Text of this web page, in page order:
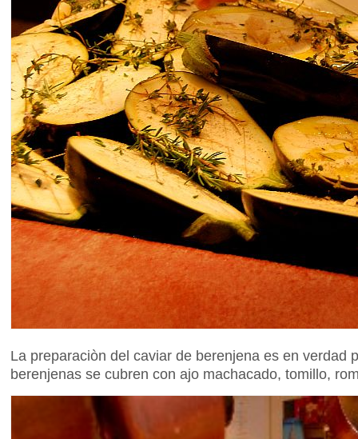
La preparaciòn del caviar de berenjena es en
berenjenas se cubren con ajo machacado, tomillo,